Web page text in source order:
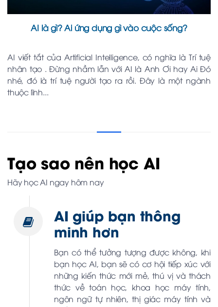
AI là gì? Ai ứng dụng gì vào cuộc sống?
AI viết tắt của Artificial Intelligence, có nghĩa là Trí tuệ
nhân tạo . Đừng nhầm lẫn với AI là Anh Ơi hay Ai Đó
nhé, đó là trí tuệ người tạo ra rồi. Đây là một ngành
thuộc lĩnh...
Tạo sao nên học AI
Hãy học AI ngay hôm nay
AI giúp bạn thông
minh hơn
Bạn có thể tưởng tượng được không, khi
bạn học AI, bạn sẽ có cơ hội tiếp xúc với
những kiến thức mới mẻ, thú vị và thách
thức về toán học, khoa học máy tính,
ngôn ngữ tự nhiên, thị giác máy tính và